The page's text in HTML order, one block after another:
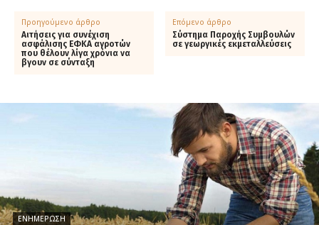
Προηγούμενο άρθρο
Αιτήσεις για συνέχιση
ασφάλισης ΕΦΚΑ αγροτών
που θέλουν λίγα χρόνια να
βγουν σε σύνταξη
Επόμενο άρθρο
Σύστημα Παροχής Συμβουλών
σε γεωργικές εκμεταλλεύσεις
ΕΝΗΜΈΡΩΣΗ